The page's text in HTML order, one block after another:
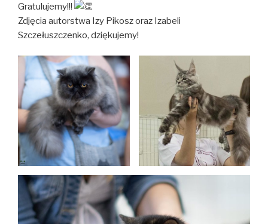
Gratulujemy!!!
Zdjęcia autorstwa Izy Pikosz oraz Izabeli
Szczełuszczenko, dziękujemy!